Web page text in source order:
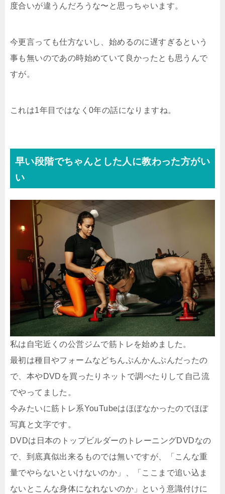
度合いが違うんだろうな〜と思っちゃいます。
今更言っても仕方ないし、始めるのに遅すぎるという
事も無いのであの時始めていて良かったとも思うんで
すが。
これは1年目ではなく0年の話になりますね。
早い段階でちゃんとした人に教わった方がい
い
私は自宅近くの公営ジムで筋トレを始めました。
最初は種目やフォームなどちんぷんかんぷんだったの
で、本やDVDを買ったりネットで調べたりして自己流
でやってました。
今みたいに筋トレ系YouTubeはほぼなかったのでほぼ
写真と文字です。
DVDは日本のトップビルダーのトレーニングDVDなの
で、到底真似出来るものでは無いですが、「こんな重
量でやらないといけないのか」、「ここまで追い込ま
ないとこんな身体になれないのか」という意識付けに